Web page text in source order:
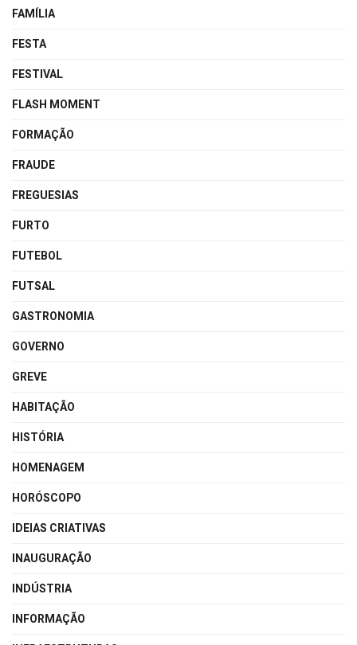
FAMÍLIA
FESTA
FESTIVAL
FLASH MOMENT
FORMAÇÃO
FRAUDE
FREGUESIAS
FURTO
FUTEBOL
FUTSAL
GASTRONOMIA
GOVERNO
GREVE
HABITAÇÃO
HISTÓRIA
HOMENAGEM
HORÓSCOPO
IDEIAS CRIATIVAS
INAUGURAÇÃO
INDÚSTRIA
INFORMAÇÃO